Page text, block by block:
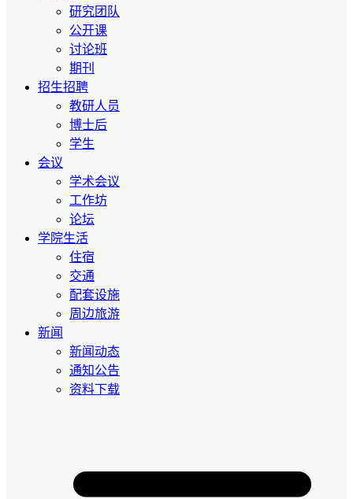
研究团队
公开课
讨论班
期刊
招生招聘
教研人员
博士后
学生
会议
学术会议
工作坊
论坛
学院生活
住宿
交通
配套设施
周边旅游
新闻
新闻动态
通知公告
资料下载